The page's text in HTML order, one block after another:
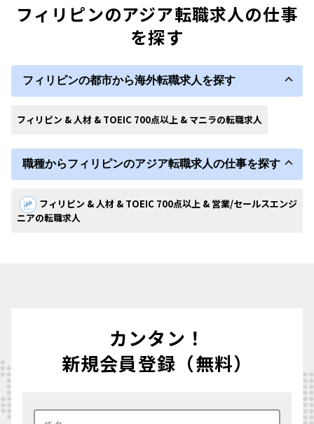
フィリピンのアジア転職求人の仕事
を探す
フィリピンの都市から海外転職求人を探す
フィリピン & 人材 & TOEIC 700点以上 & マニラの転職求人
職種からフィリピンのアジア転職求人の仕事を探す
フィリピン & 人材 & TOEIC 700点以上 & 営業/セールスエンジ
ニアの転職求人
カンタン！
新規会員登録（無料）